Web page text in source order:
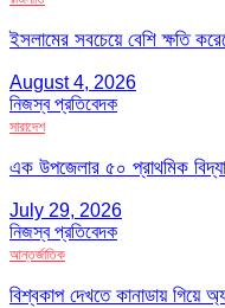
ইসলামের সবচেয়ে বেশি ক্ষতি
August 4, 2026
নিজস্ব প্রতিবেদক
সারাদেশ
এক উপজেলার ৫০ প্রাথমিক
July 29, 2026
নিজস্ব প্রতিবেদক
আন্তর্জাতিক
বিশ্বকাপ দেখতে কানাডায় গিয়ে